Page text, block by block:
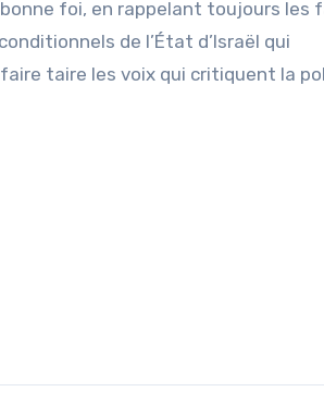
bonne foi, en rappelant toujours les
de l’État d’Israël qui
taire les voix qui critiquent la